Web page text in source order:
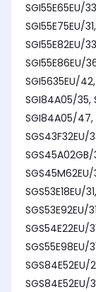
SGI55E65EU/
SGI55E75EU/
SGI55E82EU/
SGI55E86EU/
SGI5635EU/
SGI84A05/35,
SGI84A05/47,
SGS43F32EU/
SGS45M62EU/
SGS53E18EU/
SGS53E92EU/
SGS54E22EU/
SGS55E98EU/
SGS84E52EU/
SGS84E52EU/